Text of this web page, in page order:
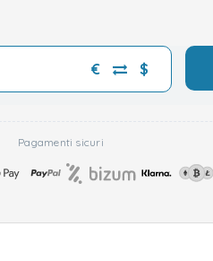
€ $
Pagamenti sicuri